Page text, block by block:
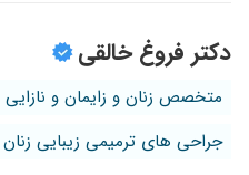
باردارنمیشدم
دکتربعد3ماه باردارشدم
دو تا زایمان داشتم
مشکل پریودی
دکتر فروغ خالقی
متخصص زنان و زایمان و نازایی
جراحی های ترمیمی زیبایی زنان